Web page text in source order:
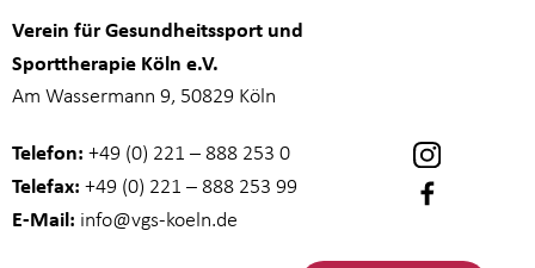
Verein für Gesundheitssport und
Sporttherapie Köln e.V.
Am Wassermann 9, 50829 Köln
Telefon: +49 (0) 221 – 888 253 0
Telefax: +49 (0) 221 – 888 253 99
E-Mail: info@vgs-koeln.de